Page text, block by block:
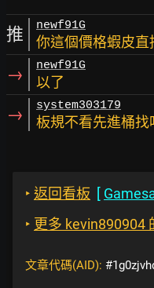
推 newf91G
你這個價格蝦皮
→ newf91G
以了
→ system303179
板規不看先進桶找
‣ 返回看板 [
‣ 更多 kevin890904
文章代碼(AID):